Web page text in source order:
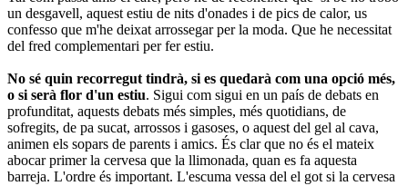
un desgavell, aquest estiu de nits d'onades i de pics de calor, us
confesso que m'he deixat arrossegar per la moda. Que he necessitat
del fred complementari per fer estiu.
No sé quin recorregut tindrà, si es quedarà com una opció més,
o si serà flor d'un estiu. Sigui com sigui en un país de debats en
profunditat, aquests debats més simples, més quotidians, de
sofregits, de pa sucat, arrossos i gasoses, o aquest del gel al cava,
animen els sopars de parents i amics. És clar que no és el mateix
abocar primer la cervesa que la llimonada, quan es fa aquesta
barreja. L'ordre és important. L'escuma vessa del el got si la cervesa